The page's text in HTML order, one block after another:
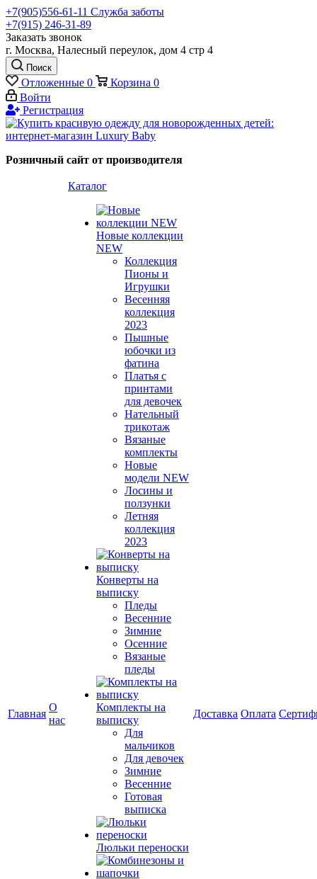
+7(905)556-61-11 Служба заботы
+7(915) 246-31-89
Заказать звонок
г. Москва, Налесный переулок, дом 4 стр 4
Поиск
Отложенные 0 Корзина 0
Войти
Регистрация
Розничный сайт от производителя
Главная
О
нас
Каталог
Новые коллекции
NEW
Коллекция
Пионы и
Игрушки
Весенняя
коллекция
2023
Пышные
юбочки из
фатина
Платья с
принтами
для девочек
Нательный
трикотаж
Вязаные
комплекты
Новые
модели NEW
Лосины и
ползунки
Летняя
коллекция
2023
Конверты на
выписку
Пледы
Весенние
Зимние
Осенние
Вязаные
пледы
Комплекты на
выписку
Для
мальчиков
Для девочек
Зимние
Весенние
Готовая
выписка
Люльки переноски
Доставка Оплата